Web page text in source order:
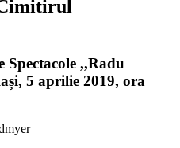
,,Radu
5 aprilie 2019, ora